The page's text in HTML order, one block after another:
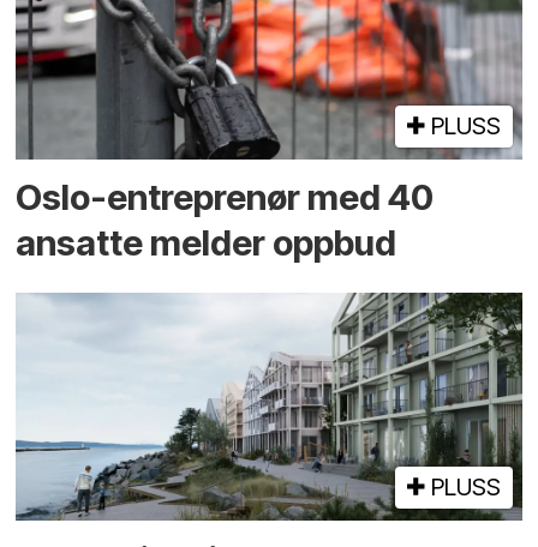
PLUSS
Oslo-entreprenør med 40
ansatte melder oppbud
PLUSS